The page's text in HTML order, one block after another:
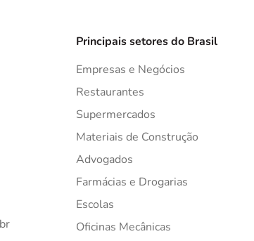
Principais setores do Brasil
Empresas e Negócios
Restaurantes
Supermercados
Materiais de Construção
Advogados
Farmácias e Drogarias
Escolas
Oficinas Mecânicas